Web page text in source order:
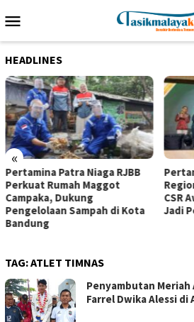
ke
Mobile
HEADLINES
«
Pertamina Patra Niaga RJBB
Perkuat Rumah Maggot
Campaka, Dukung
Pengelolaan Sampah di Kota
Bandung
CSR
Jadi
TAG:ATLET TIMNAS
Penyambutan Meriah
Farrel Dwika Alessi di